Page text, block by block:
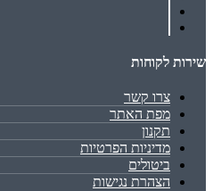
שירות לקוחות
צרו קשר
מפת האתר
תקנון
מדיניות הפרטיות
ביטולים
הצהרת נגישות